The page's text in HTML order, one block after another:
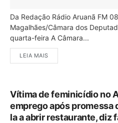
Da Redação Rádio Aruanã FM
Magalhães/Câmara dos
quarta-feira A Câmara...
LEIA MAIS
Vítima de feminicídio no
emprego após promessa
la a abrir restaurante, diz